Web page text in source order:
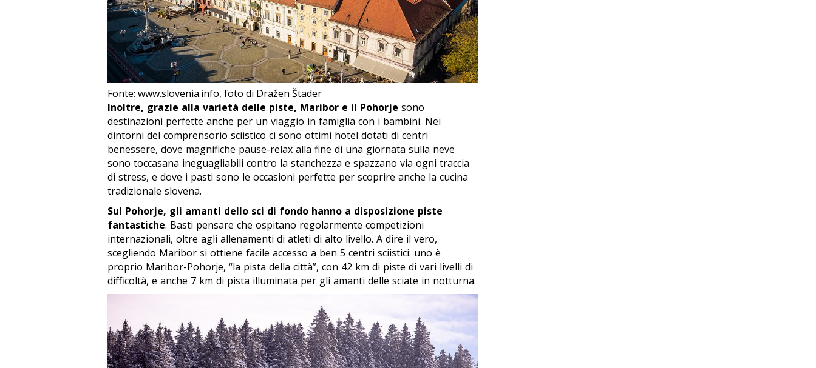
Fonte: www.slovenia.info, foto di Dražen Štader
Inoltre, grazie alla varietà delle piste, Maribor e il Pohorje sono
destinazioni perfette anche per un viaggio in famiglia con i bambini. Nei
dintorni del comprensorio sciistico ci sono ottimi hotel dotati di centri
benessere, dove magnifiche pause-relax alla fine di una giornata sulla neve
sono toccasana ineguagliabili contro la stanchezza e spazzano via ogni traccia
di stress, e dove i pasti sono le occasioni perfette per scoprire anche la cucina
tradizionale slovena.
Sul Pohorje, gli amanti dello sci di fondo hanno a disposizione piste
fantastiche. Basti pensare che ospitano regolarmente competizioni
internazionali, oltre agli allenamenti di atleti di alto livello. A dire il vero,
scegliendo Maribor si ottiene facile accesso a ben 5 centri sciistici: uno è
proprio Maribor-Pohorje, “la pista della città”, con 42 km di piste di vari livelli di
difficoltà, e anche 7 km di pista illuminata per gli amanti delle sciate in notturna.